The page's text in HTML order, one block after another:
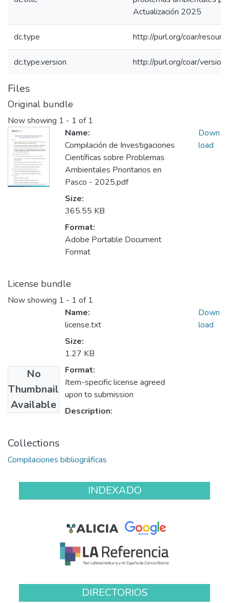
Actualización 2025
dc.type http://purl.org/coar/
dc.type.version http://purl.org/coar/
Files
Original bundle
Now showing 1 - 1 of 1
Name:
Compilación de Investigaciones
Científicas sobre Problemas
Ambientales Prioritarios en
Pasco - 2025.pdf
Size:
365.55 KB
Format:
Adobe Portable Document
Format
Down
load
License bundle
Now showing 1 - 1 of 1
No
Thumbnail
Available
Name:
license.txt
Size:
1.27 KB
Format:
Item-specific license agreed
upon to submission
Description:
Down
load
Collections
Compilaciones bibliográficas
INDEXADO
DIRECTORIOS